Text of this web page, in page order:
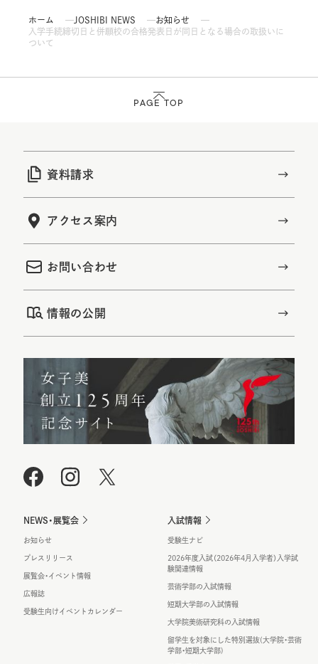
ホーム JOSHIBI NEWS
お知らせ
入学手続締切日と併願校の合格発表日が同日となる場合の取扱いに
ついて
PAGE TOP
資料請求
アクセス案内
お問い合わせ
情報の公開
NEWS・展覧会
お知らせ
プレスリリース
展覧会・イベント情報
広報誌
受験生向けイベントカレンダー
入試情報
受験生ナビ
2026年度入試（2026年4月入学者）入学試
験関連情報
芸術学部の入試情報
短期大学部の入試情報
大学院美術研究科の入試情報
留学生を対象にした特別選抜(大学院・芸術
学部・短期大学部)